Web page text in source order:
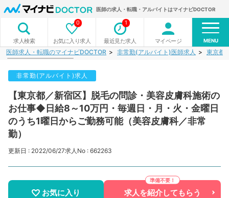
医師の求人・転職・アルバイトはマイナビDOCTOR
求人検索 お気に入り求人
0
最近見た求人
1
マイページ MENU
医師求人・転職のマイナビDOCTOR 非常勤(アルバイト)医師求人 東京都
非常勤(アルバイト)求人
【東京都／新宿区】脱毛の問診・美容皮膚科施術の
お仕事◆日給8～10万円・毎週日・月・火・金曜日
のうち1曜日からご勤務可能（美容皮膚科／非常
勤）
更新日 : 2022/06/27求人No : 662263
お気に入り 求人を紹介してもらう